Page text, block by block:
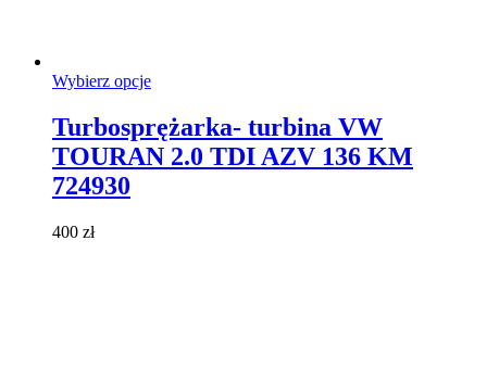
Wybierz opcjeTen
wiele
wariantów.
Turbosprężarka- turbina VW
TOURAN 2.0 TDI AZV 136 KM
724930
400 zł